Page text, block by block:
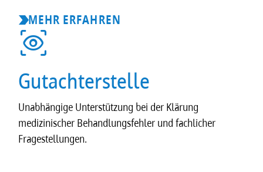
MEHR ERFAHREN
Gutachterstelle
Unabhängige Unterstützung bei der Klärung
medizinischer Behandlungsfehler und fachlicher
Fragestellungen.